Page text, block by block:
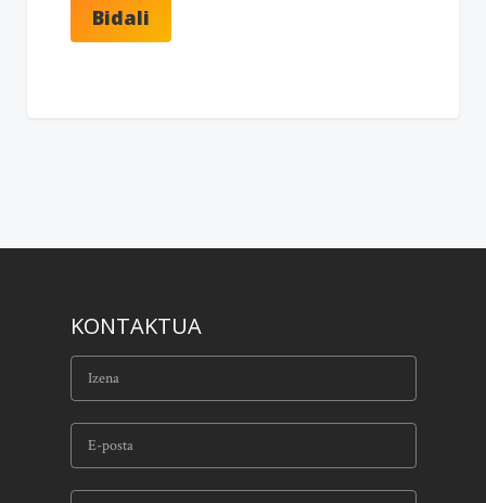
KONTAKTUA